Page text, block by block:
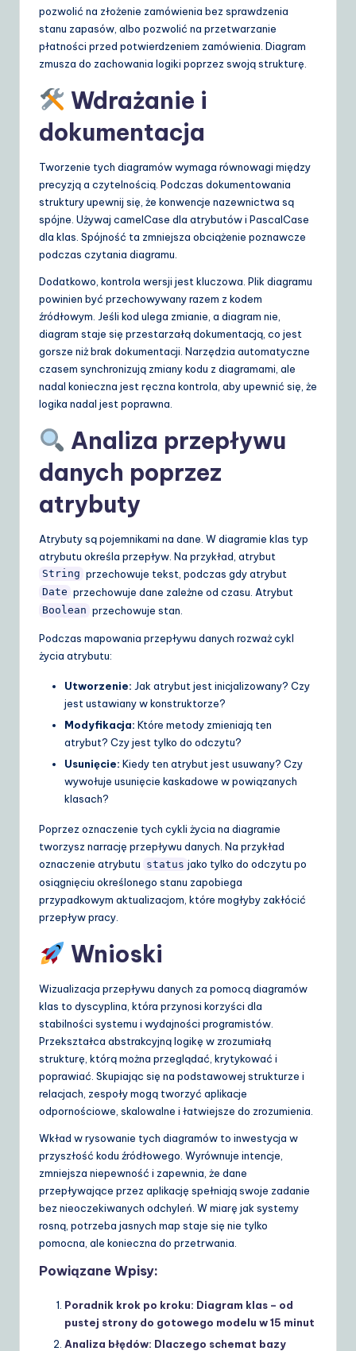
pozwolić na złożenie zamówienia bez sprawdzenia
stanu zapasów, albo pozwolić na przetwarzanie
płatności przed potwierdzeniem zamówienia. Diagram
zmusza do zachowania logiki poprzez swoją strukturę.
Wdrażanie i
dokumentacja
Tworzenie tych diagramów wymaga równowagi między
precyzją a czytelnością. Podczas dokumentowania
struktury upewnij się, że konwencje nazewnictwa są
spójne. Używaj camelCase dla atrybutów i PascalCase
dla klas. Spójność ta zmniejsza obciążenie poznawcze
podczas czytania diagramu.
Dodatkowo, kontrola wersji jest kluczowa. Plik diagramu
powinien być przechowywany razem z kodem
źródłowym. Jeśli kod ulega zmianie, a diagram nie,
diagram staje się przestarzałą dokumentacją, co jest
gorsze niż brak dokumentacji. Narzędzia automatyczne
czasem synchronizują zmiany kodu z diagramami, ale
nadal konieczna jest ręczna kontrola, aby upewnić się, że
logika nadal jest poprawna.
Analiza przepływu
danych poprzez
atrybuty
Atrybuty są pojemnikami na dane. W diagramie klas typ
atrybutu określa przepływ. Na przykład, atrybut
String przechowuje tekst, podczas gdy atrybut
Date przechowuje dane zależne od czasu. Atrybut
Boolean przechowuje stan.
Podczas mapowania przepływu danych rozważ cykl
życia atrybutu:
Utworzenie: Jak atrybut jest inicjalizowany? Czy
jest ustawiany w konstruktorze?
Modyfikacja: Które metody zmieniają ten
atrybut? Czy jest tylko do odczytu?
Usunięcie: Kiedy ten atrybut jest usuwany? Czy
wywołuje usunięcie kaskadowe w powiązanych
klasach?
Poprzez oznaczenie tych cykli życia na diagramie
tworzysz narrację przepływu danych. Na przykład
oznaczenie atrybutu status jako tylko do odczytu po
osiągnięciu określonego stanu zapobiega
przypadkowym aktualizacjom, które mogłyby zakłócić
przepływ pracy.
Wnioski
Wizualizacja przepływu danych za pomocą diagramów
klas to dyscyplina, która przynosi korzyści dla
stabilności systemu i wydajności programistów.
Przekształca abstrakcyjną logikę w zrozumiałą
strukturę, którą można przeglądać, krytykować i
poprawiać. Skupiając się na podstawowej strukturze i
relacjach, zespoły mogą tworzyć aplikacje
odpornościowe, skalowalne i łatwiejsze do zrozumienia.
Wkład w rysowanie tych diagramów to inwestycja w
przyszłość kodu źródłowego. Wyrównuje intencje,
zmniejsza niepewność i zapewnia, że dane
przepływające przez aplikację spełniają swoje zadanie
bez nieoczekiwanych odchyleń. W miarę jak systemy
rosną, potrzeba jasnych map staje się nie tylko
pomocna, ale konieczna do przetrwania.
Powiązane Wpisy:
Poradnik krok po kroku: Diagram klas – od
pustej strony do gotowego modelu w 15 minut
Analiza błędów: Dlaczego schemat bazy